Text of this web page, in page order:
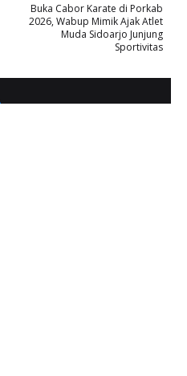
Buka Cabor Karate di Porkab
2026, Wabup Mimik Ajak Atlet
Muda Sidoarjo Junjung
Sportivitas